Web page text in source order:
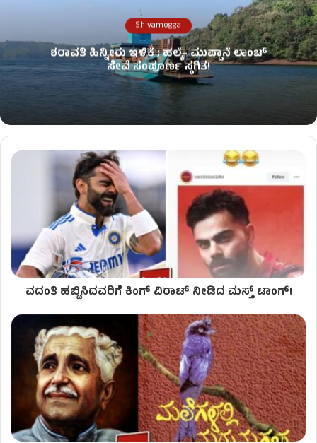
Shivamogga
ಶರಾವತಿ ಹಿನ್ನೀರು ಇಳಿಕೆ ; ಹಲ್ಕೆ- ಮುಪ್ಪಾನೆ ಲಾಂಚ್
ಸೇವೆ ಸಂಪೂರ್ಣ ಸ್ಥಗಿತ!
ವದಂತಿ ಹಬ್ಬಿಸಿದವರಿಗೆ ಕಿಂಗ್ ವಿರಾಟ್ ನೀಡಿದ ಮಸ್ತ್ ಟಾಂಗ್!